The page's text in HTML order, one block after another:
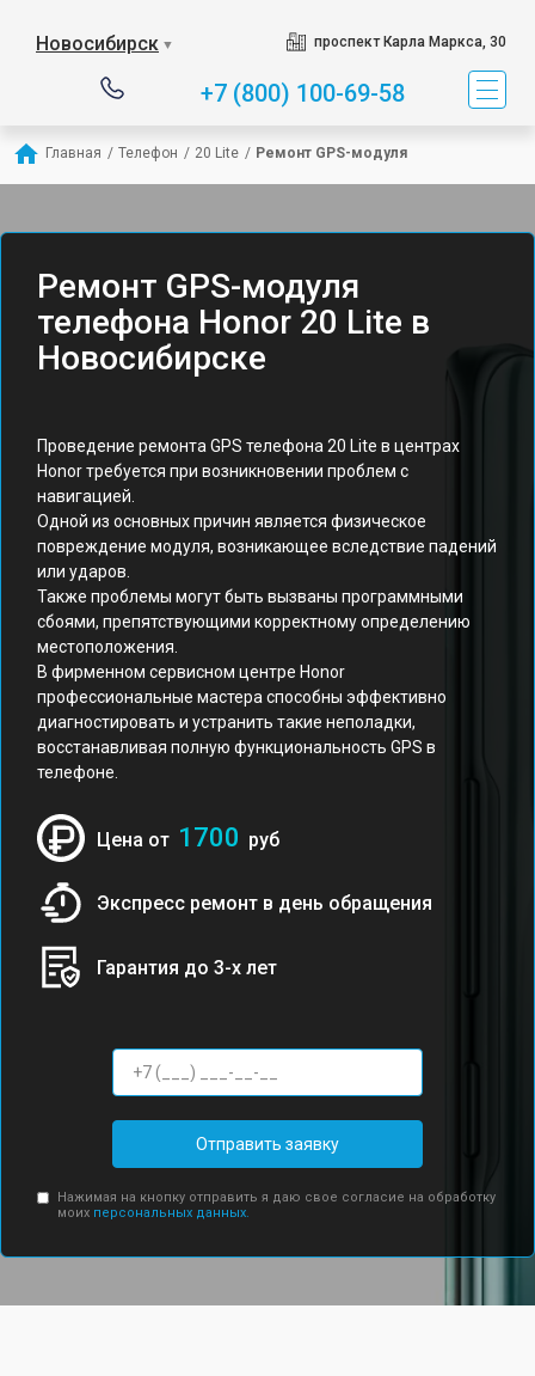
Новосибирск ▼ проспект Карла Маркса, 30
+7 (800) 100-69-58
Главная / Телефон / 20 Lite / Ремонт GPS-модуля
Ремонт GPS-модуля
телефона Honor 20 Lite в
Новосибирске
Проведение ремонта GPS телефона 20 Lite в центрах
Honor требуется при возникновении проблем с
навигацией.
Одной из основных причин является физическое
повреждение модуля, возникающее вследствие падений
или ударов.
Также проблемы могут быть вызваны программными
сбоями, препятствующими корректному определению
местоположения.
В фирменном сервисном центре Honor
профессиональные мастера способны эффективно
диагностировать и устранить такие неполадки,
восстанавливая полную функциональность GPS в
телефоне.
Цена от 1700 руб
Экспресс ремонт в день обращения
Гарантия до 3-х лет
Отправить заявку
Нажимая на кнопку отправить я даю свое согласие на обработку
моих персональных данных.